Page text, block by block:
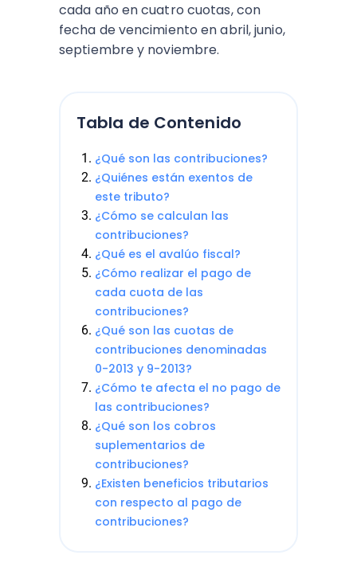
cada año en cuatro cuotas, con
fecha de vencimiento en abril, junio,
septiembre y noviembre.
Tabla de Contenido
¿Qué son las contribuciones?
¿Quiénes están exentos de
este tributo?
¿Cómo se calculan las
contribuciones?
¿Qué es el avalúo fiscal?
¿Cómo realizar el pago de
cada cuota de las
contribuciones?
¿Qué son las cuotas de
contribuciones denominadas
0-2013 y 9-2013?
¿Cómo te afecta el no pago de
las contribuciones?
¿Qué son los cobros
suplementarios de
contribuciones?
¿Existen beneficios tributarios
con respecto al pago de
contribuciones?